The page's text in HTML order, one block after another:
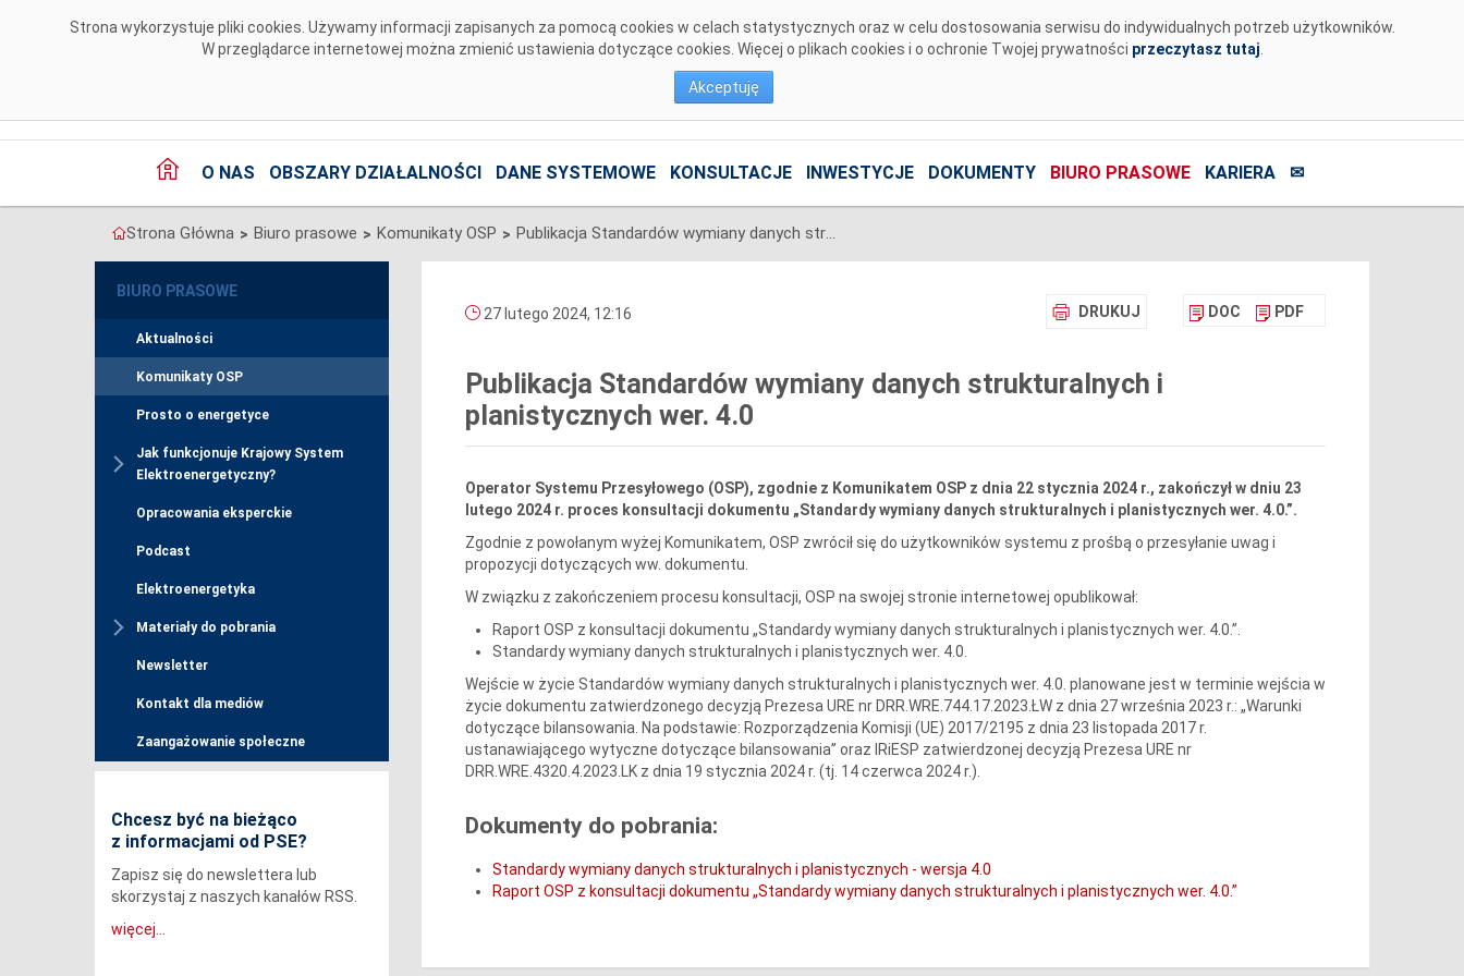
Strona wykorzystuje pliki cookies. Używamy informacji zapisanych za pomocą cookies w celach statystycznych oraz w celu dostosowania serwisu do indywidualnych potrzeb użytkowników.
W przeglądarce internetowej można zmienić ustawienia dotyczące cookies. Więcej o plikach cookies i o ochronie Twojej prywatności przeczytasz tutaj
Akceptuję
O NAS OBSZARY DZIAŁALNOŚCI DANE SYSTEMOWE KONSULTACJE INWESTYCJE DOKUMENTY BIURO PRASOWE KARIERA ✉
Strona Główna > Biuro prasowe > Komunikaty OSP > Publikacja Standardów wymiany danych strukturalnych i planistycznych wer. 4.0
BIURO PRASOWE
Aktualności
Komunikaty OSP
Prosto o energetyce
Jak funkcjonuje Krajowy System
Elektroenergetyczny?
Opracowania eksperckie
Podcast
Elektroenergetyka
Materiały do pobrania
Newsletter
Kontakt dla mediów
Zaangażowanie społeczne
Chcesz być na bieżąco
z informacjami od PSE?
Zapisz się do newslettera lub
skorzystaj z naszych kanałów RSS.
więcej...
DRUKUJ DOC PDF
27 lutego 2024, 12:16
Publikacja Standardów wymiany danych strukturalnych i
planistycznych wer. 4.0
Operator Systemu Przesyłowego (OSP), zgodnie z Komunikatem OSP z dnia 22 stycznia 2024 r., zakończył w dniu 23
lutego 2024 r. proces konsultacji dokumentu „Standardy wymiany danych strukturalnych i planistycznych wer. 4.0.”.
Zgodnie z powołanym wyżej Komunikatem, OSP zwrócił się do użytkowników systemu z prośbą o przesyłanie uwag i
propozycji dotyczących ww. dokumentu.
W związku z zakończeniem procesu konsultacji, OSP na swojej stronie internetowej opublikował:
Raport OSP z konsultacji dokumentu „Standardy wymiany danych strukturalnych i planistycznych wer. 4.0.”.
Standardy wymiany danych strukturalnych i planistycznych wer. 4.0.
Wejście w życie Standardów wymiany danych strukturalnych i planistycznych wer. 4.0. planowane jest w terminie wejścia w
życie dokumentu zatwierdzonego decyzją Prezesa URE nr DRR.WRE.744.17.2023.ŁW z dnia 27 września 2023 r.: „Warunki
dotyczące bilansowania. Na podstawie: Rozporządzenia Komisji (UE) 2017/2195 z dnia 23 listopada 2017 r.
ustanawiającego wytyczne dotyczące bilansowania” oraz IRiESP zatwierdzonej decyzją Prezesa URE nr
DRR.WRE.4320.4.2023.LK z dnia 19 stycznia 2024 r. (tj. 14 czerwca 2024 r.).
Dokumenty do pobrania:
Standardy wymiany danych strukturalnych i planistycznych - wersja 4.0
Raport OSP z konsultacji dokumentu „Standardy wymiany danych strukturalnych i planistycznych wer. 4.0.”